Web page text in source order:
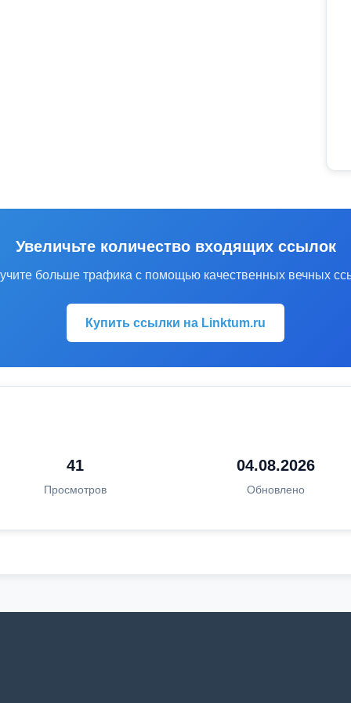
Увеличьте количество входящих ссылок
больше трафика с помощью качественных вечных
Купить ссылки на Linktum.ru
41
Просмотров
04.08.2026
Обновлено